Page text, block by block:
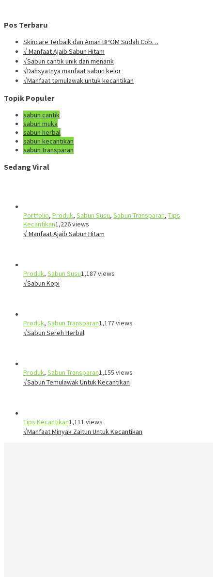
Pos Terbaru
Skincare Terbaik dan Aman BPOM Sudah Cob…
√ Manfaat Ajaib Sabun Hitam
√Sabun cantik unik dan menarik
√Dahsyatnya manfaat sabun kelor
√Manfaat temulawak untuk kecantikan
Topik Populer
sabun cantik
sabun muka
sabun herbal
sabun kecantikan
sabun transparan
Sedang Viral
Portfolio, Produk, Sabun Susu, Sabun Transparan, Tips
Kecantikan1,226 views
√ Manfaat Ajaib Sabun Hitam
Produk, Sabun Susu1,187 views
√Sabun Kopi
Produk, Sabun Transparan1,177 views
√Sabun Sereh Herbal
Produk, Sabun Transparan1,155 views
√Sabun Temulawak Untuk Kecantikan
Tips Kecantikan1,111 views
√Manfaat Minyak Zaitun Untuk Kecantikan